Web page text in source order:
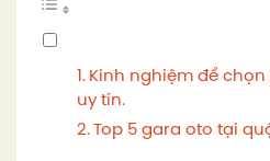
Kinh nghiệm để chọn
uy tín.
Top 5 gara oto tại